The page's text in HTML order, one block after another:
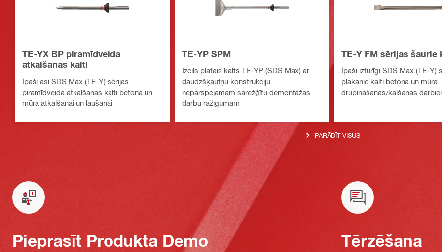
TE-YX BP piramīdveida
atkalšanas kalti
Īpaši asi SDS Max (TE-Y) sērijas
piramīdveida atkalšanas kalti betona un
mūra atkalšanai un laušanai
TE-YP SPM
Izcils platais kalts TE-YP (SDS Max) ar
daudzšķautņu konstrukciju
nepārspējamam sarežģītu demontāžas
darbu ražīgumam
TE-Y FM sērijas šaurie
Īpaši izturīgi SDS Max (TE-Y)
plakanie kalti betona un mūra
drupināšanas/kalšanas
PARĀDĪT VISUS
Pieprasīt Produkta Demo Tērzēšana